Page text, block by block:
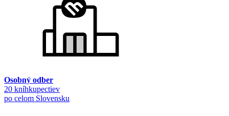
Osobný odber
20 kníhkupectiev
po celom Slovensku